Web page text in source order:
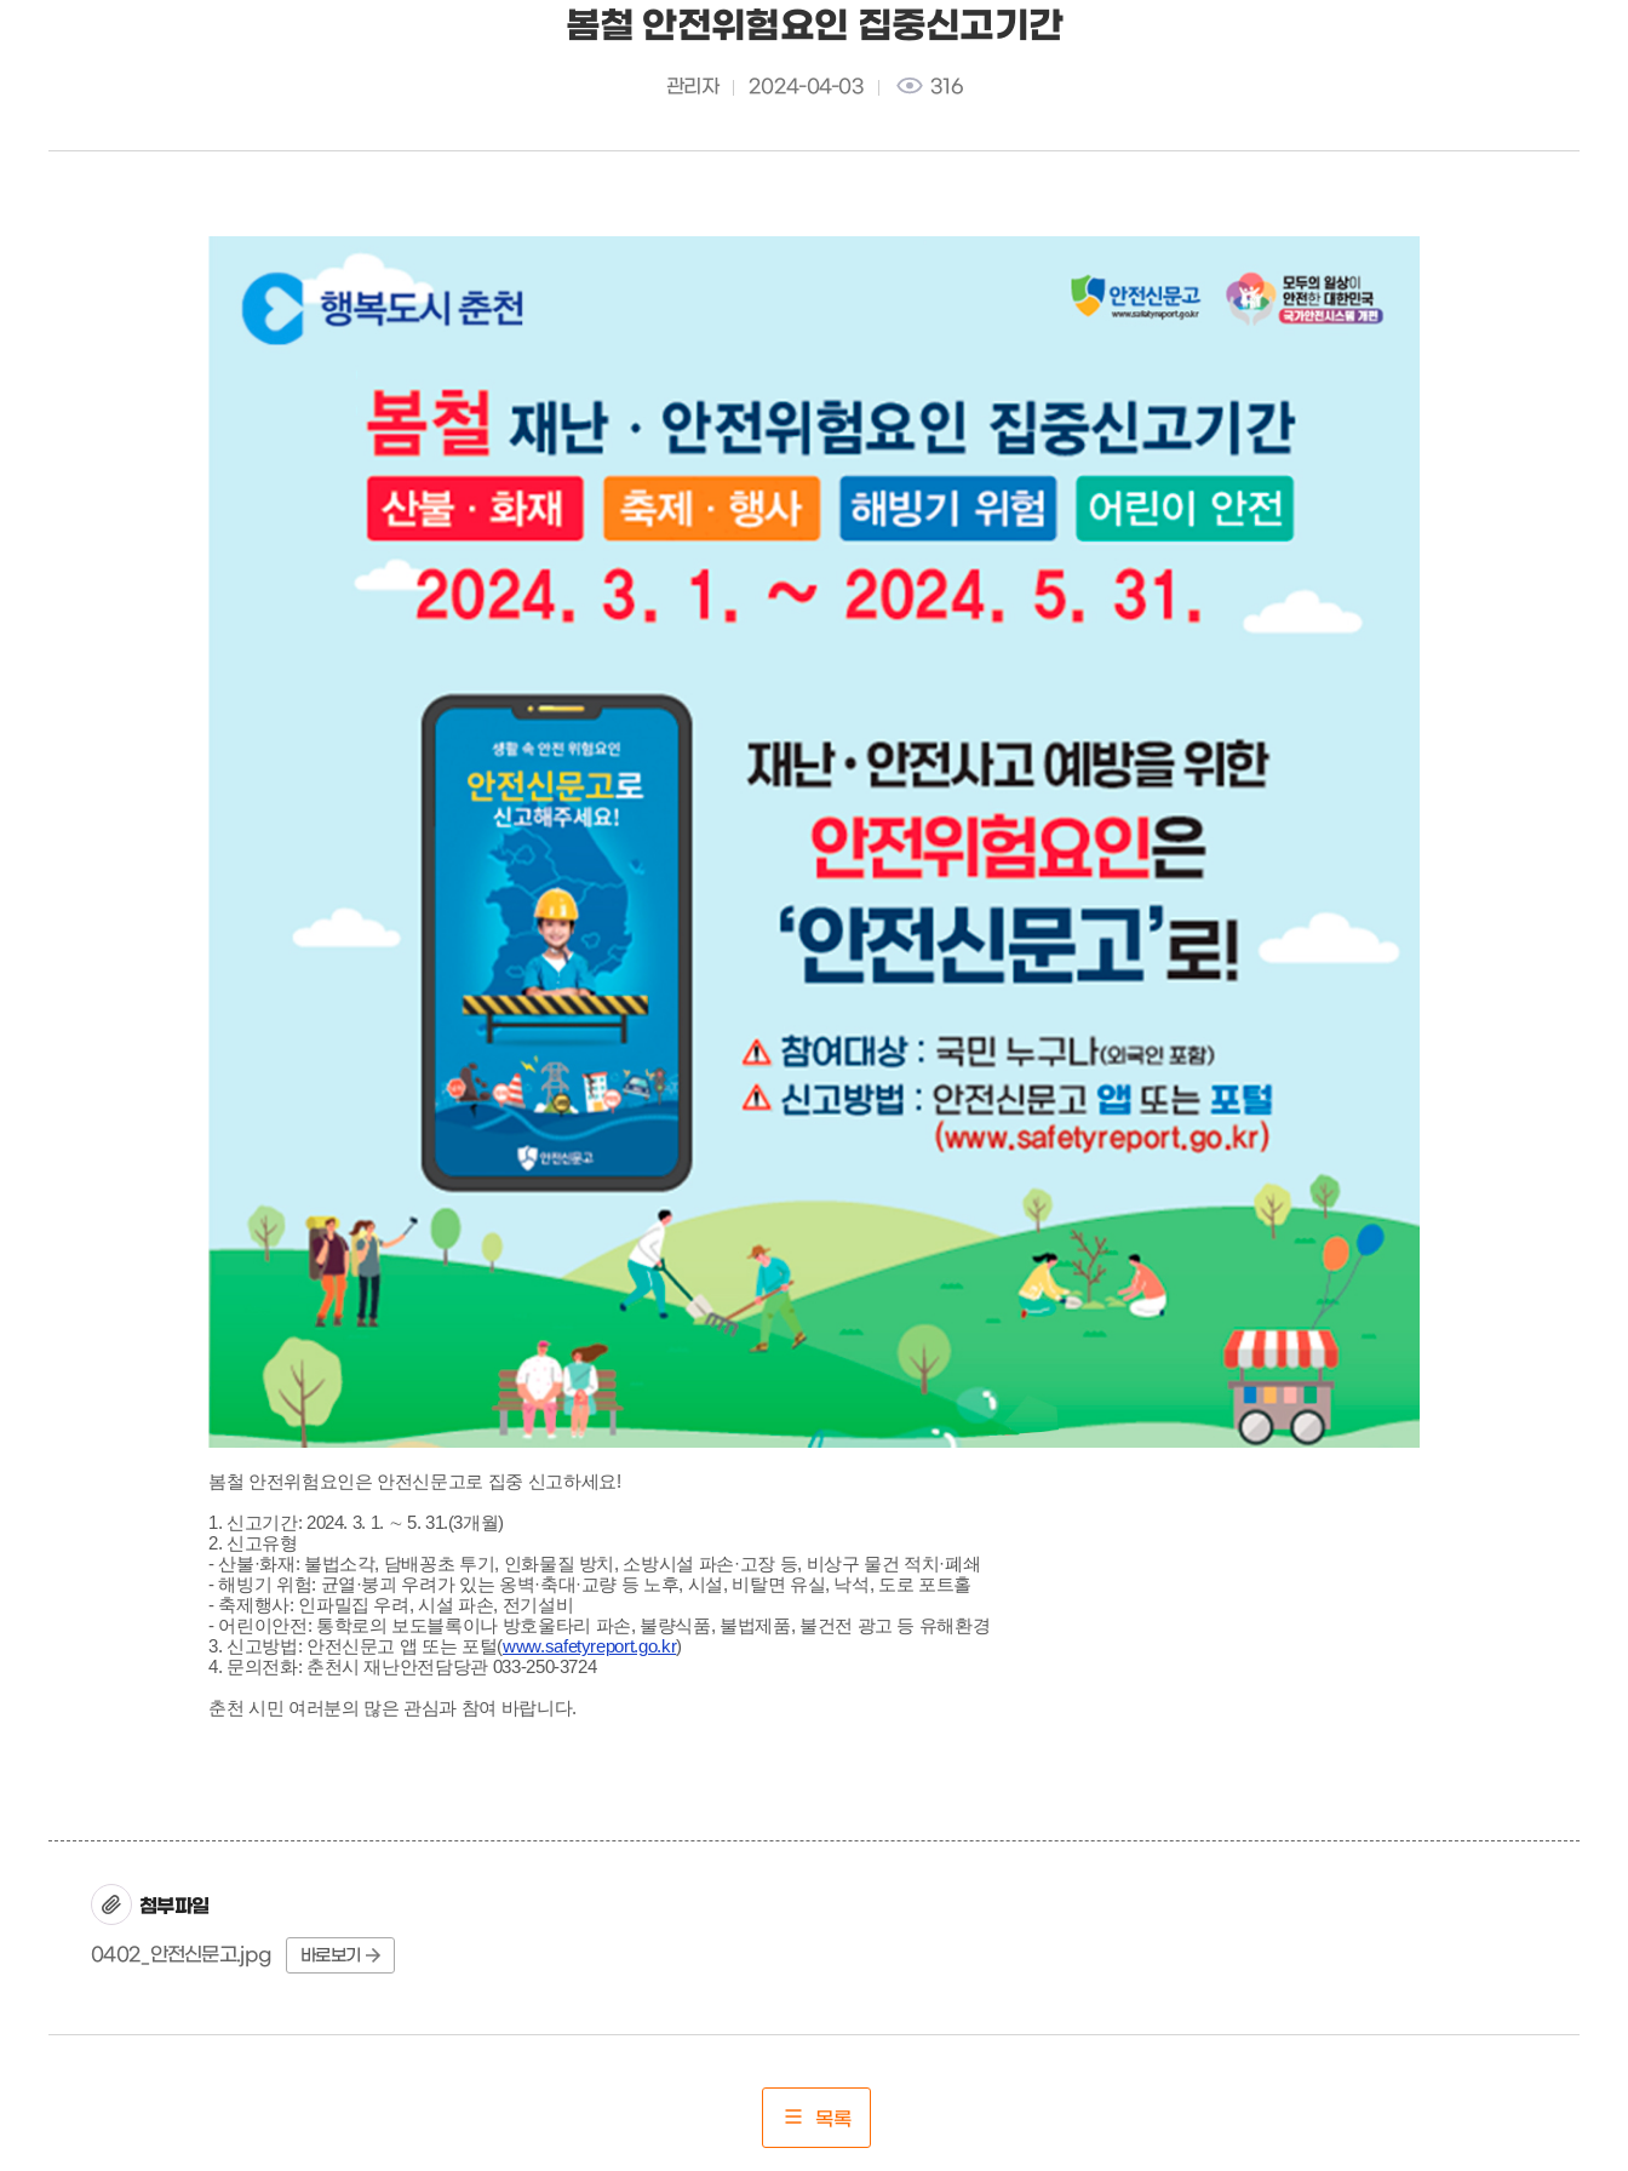
봄철 안전위험요인 집중신고기간
관리자 2024-04-03 316
봄철 안전위험요인은 안전신문고로 집중 신고하세요!
1. 신고기간: 2024. 3. 1. ∼ 5. 31.(3개월)
2. 신고유형
- 산불·화재: 불법소각, 담배꽁초 투기, 인화물질 방치, 소방시설 파손·고장 등, 비상구 물건 적치·폐쇄
- 해빙기 위험: 균열·붕괴 우려가 있는 옹벽·축대·교량 등 노후, 시설, 비탈면 유실, 낙석, 도로 포트홀
- 축제행사: 인파밀집 우려, 시설 파손, 전기설비
- 어린이안전: 통학로의 보도블록이나 방호울타리 파손, 불량식품, 불법제품, 불건전 광고 등 유해환경
3. 신고방법: 안전신문고 앱 또는 포털(www.safetyreport.go.kr)
4. 문의전화: 춘천시 재난안전담당관 033-250-3724
춘천 시민 여러분의 많은 관심과 참여 바랍니다.
첨부파일
0402_안전신문고.jpg 바로보기
목록